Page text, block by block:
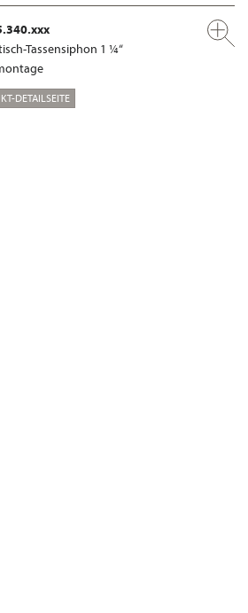
Tassensiphon 1 ¼“
DETAILSEITE